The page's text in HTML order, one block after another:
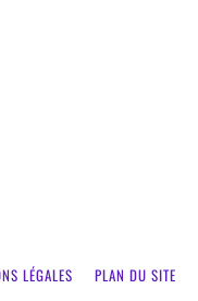
LÉGALES PLAN DU SITE